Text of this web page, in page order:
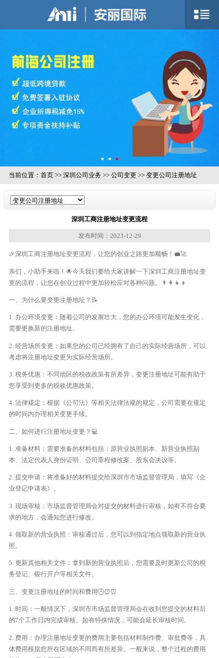
当前位置： 首页>> 深圳公司业务 >> 公司变更 >> 变更公司注册地址
深圳工商注册地址变更流程
发布时间：2023-12-29
🎉深圳工商注册地址变更流程，让您的创业之路更加顺畅！💼🚀
亲们，小助手来啦！🌟今天我们要给大家讲解一下深圳工商注册地址变
更的流程，让您在创业过程中更加轻松应对各种问题。👨‍👩‍👧‍👦
一、为什么要变更注册地址？📝
1. 办公环境变更：随着公司的发展壮大，您的办公环境可能发生变化，
需要更换新的注册地址。
2. 经营场所变更：如果您的公司已经拥有了自己的实际经营场所，可以
考虑将注册地址变更为实际经营场所。
3. 税务优惠：不同地区的税收政策有所差异，变更注册地址可能有助于
您享受到更多的税收优惠政策。
4. 法律规定：根据《公司法》等相关法律法规的规定，公司需要在规定
的时间内办理相关变更手续。
二、如何进行注册地址变更？💻
1. 准备材料：需要准备的材料包括：原营业执照副本、新营业执照副
本、法定代表人身份证明、公司章程修改案、股东会决议等。
2. 提交申请：将准备好的材料提交给深圳市市场监督管理局，填写《企
业登记申请表》。
3. 现场审核：市场监督管理局会对提交的材料进行审核，如有不符合要
求的地方，会通知您进行修改。
4. 领取新的营业执照：审核通过后，您可以到指定地点领取新的营业执
照。
5. 更新其他相关文件：拿到新的营业执照后，您需要及时更新公司的税
务登记、银行开户等相关文件。
三、变更注册地址的时间和费用🕒⏰⏰
1. 时间：一般情况下，深圳市市场监督管理局会在收到您提交的材料后
的7个工作日内完成审核。如有特殊情况，可能会延长审核时间。
2. 费用：办理注册地址变更的费用主要包括材料制作费、审批费等，具
体费用根据您所在区域的不同而有所差异。一般来说，整个过程的费用